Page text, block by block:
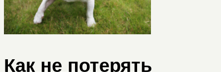
Как не потерять